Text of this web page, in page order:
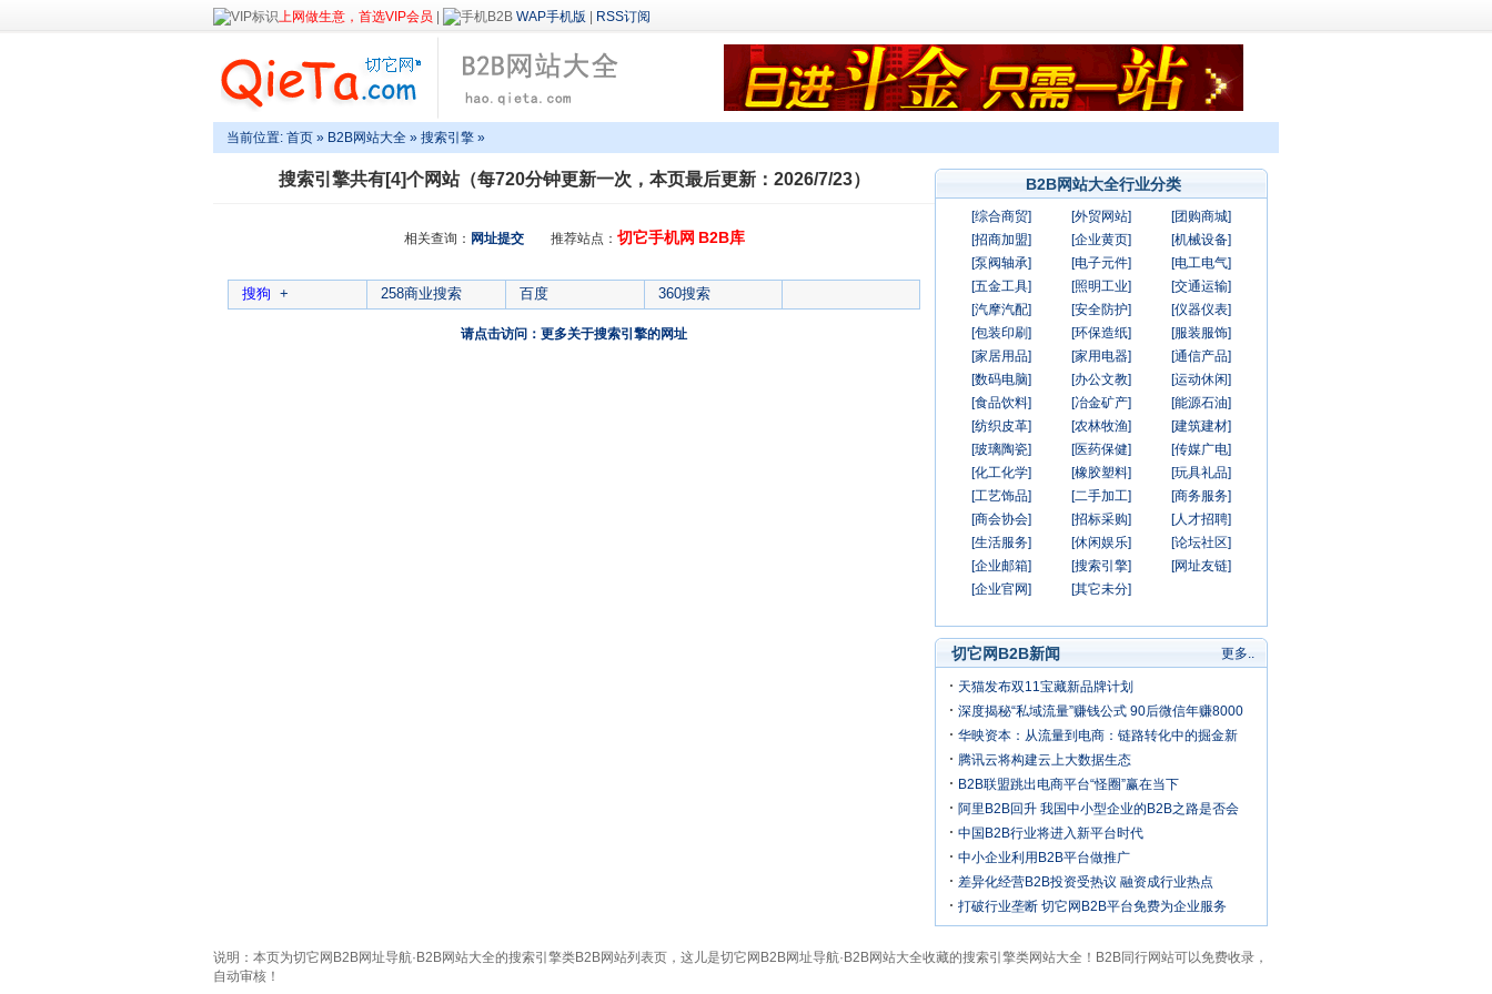
上网做生意，首选VIP会员 WAP手机版 RSS订阅
当前位置: 首页 » B2B网站大全 » 搜索引擎 »
搜索引擎共有[4]个网站（每720分钟更新一次，本页最后更新：2026/7/23）
相关查询： 网址提交推荐站点： 切它手机网 B2B库
搜狗 + 258商业搜索 百度 360搜索
请点击访问：更多关于搜索引擎的网址
B2B网站大全行业分类
[综合商贸] [外贸网站]
[团购商城]
[招商加盟]
[企业黄页]
[机械设备]
[泵阀轴承]
[电子元件]
[电工电气]
[五金工具]
[照明工业]
[交通运输]
[汽摩汽配]
[安全防护]
[仪器仪表]
[包装印刷]
[环保造纸]
[服装服饰]
[家居用品]
[家用电器]
[通信产品]
[数码电脑]
[办公文教]
[运动休闲]
[食品饮料]
[冶金矿产]
[能源石油]
[纺织皮革]
[农林牧渔]
[建筑建材]
[玻璃陶瓷]
[医药保健]
[传媒广电]
[化工化学]
[橡胶塑料]
[玩具礼品]
[工艺饰品]
[二手加工]
[商务服务]
[商会协会]
[招标采购]
[人才招聘]
[生活服务]
[休闲娱乐]
[论坛社区]
[企业邮箱]
[搜索引擎]
[网址友链]
[企业官网]
[其它未分]
更多..
切它网B2B新闻
天猫发布双11宝藏新品牌计划
深度揭秘“私域流量”赚钱公式 90后微信年赚8000
万
华映资本：从流量到电商：链路转化中的掘金新
机
腾讯云将构建云上大数据生态
B2B联盟跳出电商平台“怪圈”赢在当下
阿里B2B回升 我国中小型企业的B2B之路是否会
迎来春天？
中国B2B行业将进入新平台时代
中小企业利用B2B平台做推广
差异化经营B2B投资受热议 融资成行业热点
打破行业垄断 切它网B2B平台免费为企业服务
说明：本页为切它网B2B网址导航·B2B网站大全的搜索引擎类B2B网站列表页，这儿是切它网B2B网址导航·B2B网站大全收藏的搜索引擎类网站大全！B2B同行网站可以免费收录，
自动审核！